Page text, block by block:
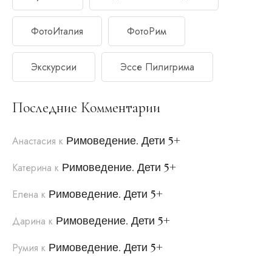
ФотоИталия ФотоРим
Экскурсии Эссе Пилигрима
Последние Комментарии
Анастасия к Римоведение. Дети 5+
Катерина к Римоведение. Дети 5+
Елена к Римоведение. Дети 5+
Дарина к Римоведение. Дети 5+
Румия к Римоведение. Дети 5+